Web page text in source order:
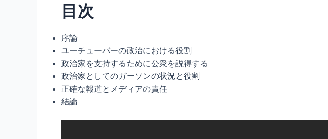
目次
序論
ユーチューバーの政治における役割
政治家を支持するために公衆を説得する
政治家としてのガーソンの状況と役割
正確な報道とメディアの責任
結論